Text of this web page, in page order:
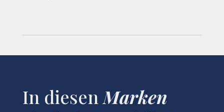
In diesen Marken